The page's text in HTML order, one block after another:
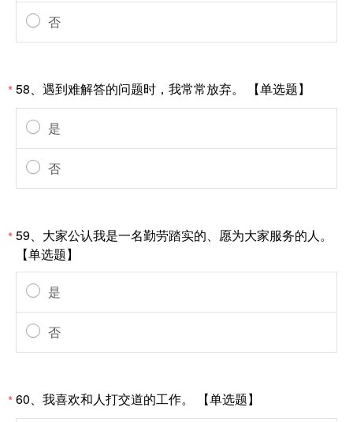
否
*58、遇到难解答的问题时，我常常放弃。 【单选题】
是
否
*59、大家公认我是一名勤劳踏实的、愿为大家服务的人。
【单选题】
是
否
*60、我喜欢和人打交道的工作。 【单选题】